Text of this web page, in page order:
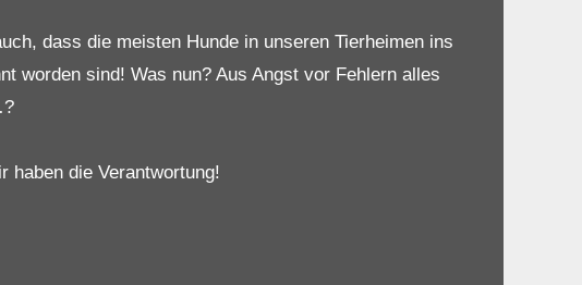
dass die meisten Hunde in unseren Tierheimen ins
worden sind! Was nun? Aus Angst vor Fehlern alles